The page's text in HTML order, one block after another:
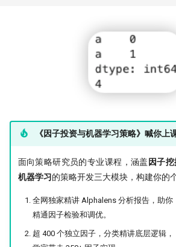
《因子投资与机器学习策略》喊你上
面向策略研究员的专业课程，涵盖 因子挖
机器学习的策略开发三大模块，构建你的
全网独家精讲 Alphalens 分析报告，助你
精通因子检验和调优。
超 400 个独立因子，分类精讲底层逻辑，